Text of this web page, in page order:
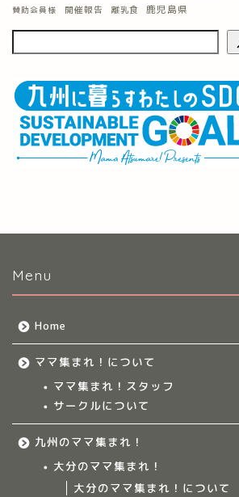
賛助会員様 開催報告 離乳食 鹿児島県
Menu
Home
ママ集まれ！について
ママ集まれ！スタッフ
サークルについて
九州のママ集まれ！
大分のママ集まれ！
大分のママ集まれ！について